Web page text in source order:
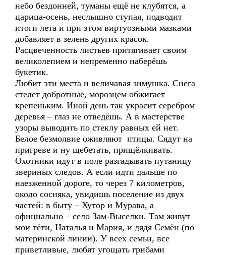
небо бездонней, туманы ещё не клубятся, а
царица-осень, неслышно ступая, подводит
итоги лета и при этом виртуозными мазками
добавляет в зелень других красок.
Расцвеченность листьев притягивает своим
великолепием и непременно наберёшь
букетик.
Любит эти места и величавая зимушка. Снега
стелет добротные, морозцем обжигает
крепеньким. Иной день так украсит серебром
деревья – глаз не отведёшь. А в мастерстве
узоры выводить по стеклу равных ей нет.
Белое безмолвие оживляют птицы. Сядут на
пригреве и ну щебетать, прищёлкивать.
Охотники идут в поле разгадывать путаницу
звериных следов. А если идти дальше по
наезженной дороге, то через 7 километров,
около сосняка, увидишь поселение из двух
частей: в быту – Хутор и Мурава, а
официально – село Зам-Выселки. Там живут
мои тёти, Наталья и Мария, и дядя Семён (по
материнской линии). У всех семьи, все
приветливые, любят угощать грибами